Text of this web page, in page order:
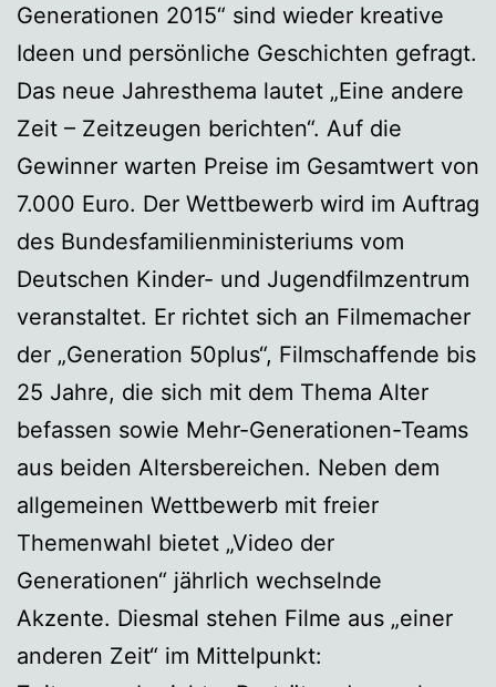
Generationen 2015“ sind wieder kreative
Ideen und persönliche Geschichten gefragt.
Das neue Jahresthema lautet „Eine andere
Zeit – Zeitzeugen berichten“. Auf die
Gewinner warten Preise im Gesamtwert von
7.000 Euro. Der Wettbewerb wird im Auftrag
des Bundesfamilienministeriums vom
Deutschen Kinder- und Jugendfilmzentrum
veranstaltet. Er richtet sich an Filmemacher
der „Generation 50plus“, Filmschaffende bis
25 Jahre, die sich mit dem Thema Alter
befassen sowie Mehr-Generationen-Teams
aus beiden Altersbereichen. Neben dem
allgemeinen Wettbewerb mit freier
Themenwahl bietet „Video der
Generationen“ jährlich wechselnde
Akzente. Diesmal stehen Filme aus „einer
anderen Zeit“ im Mittelpunkt: